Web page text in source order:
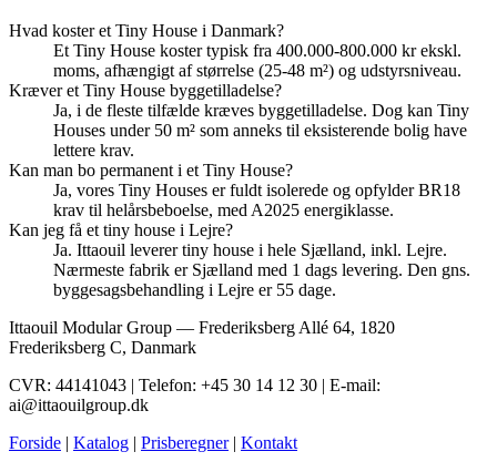
Hvad koster et Tiny House i Danmark?
Et Tiny House koster typisk fra 400.000-800.000 kr ekskl.
moms, afhængigt af størrelse (25-48 m²) og udstyrsniveau.
Kræver et Tiny House byggetilladelse?
Ja, i de fleste tilfælde kræves byggetilladelse. Dog kan Tiny
Houses under 50 m² som anneks til eksisterende bolig have
lettere krav.
Kan man bo permanent i et Tiny House?
Ja, vores Tiny Houses er fuldt isolerede og opfylder BR18
krav til helårsbeboelse, med A2025 energiklasse.
Kan jeg få et tiny house i Lejre?
Ja. Ittaouil leverer tiny house i hele Sjælland, inkl. Lejre.
Nærmeste fabrik er Sjælland med 1 dags levering. Den gns.
byggesagsbehandling i Lejre er 55 dage.
Ittaouil Modular Group — Frederiksberg Allé 64, 1820
Frederiksberg C, Danmark
CVR: 44141043 | Telefon: +45 30 14 12 30 | E-mail:
ai@ittaouilgroup.dk
Forside | Katalog | Prisberegner| Kontakt